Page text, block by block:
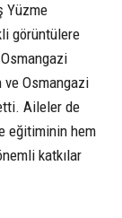
Yüzme
görüntülere
ve Osmangazi
Aileler de
eğitiminin hem
katkılar